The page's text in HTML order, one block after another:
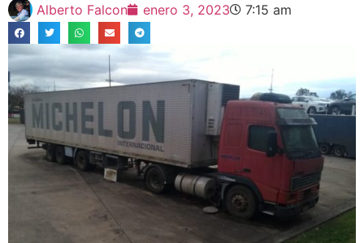
Alberto Falcon enero 3, 2023 7:15 am